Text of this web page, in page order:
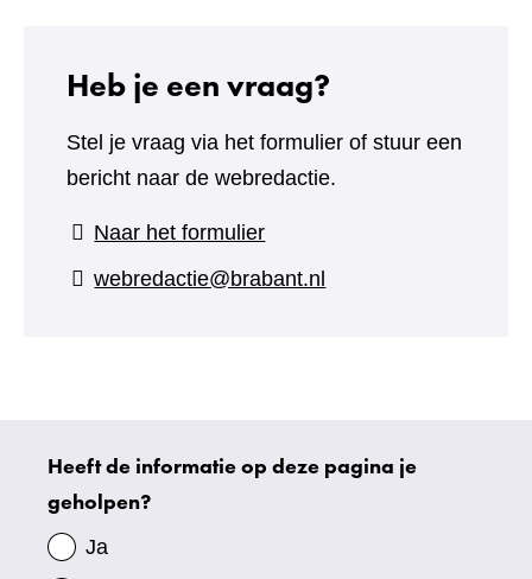
Heb je een vraag?
Stel je vraag via het formulier of stuur een
bericht naar de webredactie.
Naar het formulier(verwijst
naar
webredactie@brabant.nl
Uw
gegevens
Heeft de informatie op deze pagina je
geholpen?
Ja